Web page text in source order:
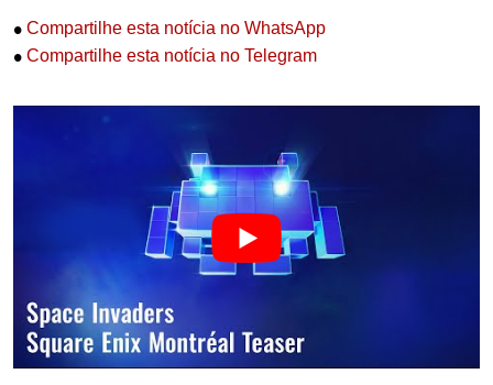
• Compartilhe esta notícia no WhatsApp
• Compartilhe esta notícia no Telegram